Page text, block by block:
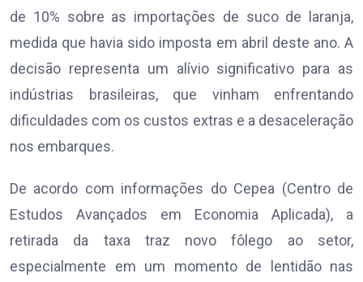
de 10% sobre as importações de suco de laranja,
medida que havia sido imposta em abril deste ano. A
decisão representa um alívio significativo para as
indústrias brasileiras, que vinham enfrentando
dificuldades com os custos extras e a desaceleração
nos embarques.
De acordo com informações do Cepea (Centro de
Estudos Avançados em Economia Aplicada), a
retirada da taxa traz novo fôlego ao setor,
especialmente em um momento de lentidão nas